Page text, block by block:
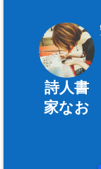
詩人書
家なお